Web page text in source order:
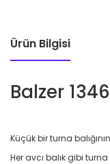
Ürün Bilgisi
Balzer
Küçük bir turna
Her avcı balık gibi